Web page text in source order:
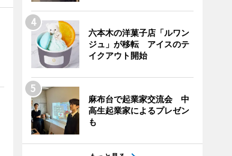
六本木の洋菓子店「ルワン
ジュ」が移転 アイスのテ
イクアウト開始
麻布台で起業家交流会 中
高生起業家によるプレゼン
も